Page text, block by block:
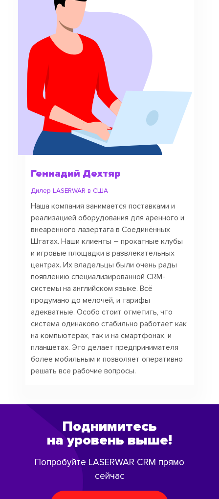
Геннадий Дехтяр
Дилер LASERWAR в США
Наша компания занимается поставками и
реализацией оборудования для аренного и
внеаренного лазертага в Соединённых
Штатах. Наши клиенты – прокатные клубы
и игровые площадки в развлекательных
центрах. Их владельцы были очень рады
появлению специализированной CRM-
системы на английском языке. Всё
продумано до мелочей, и тарифы
адекватные. Особо стоит отметить, что
система одинаково стабильно работает как
на компьютерах, так и на смартфонах, и
планшетах. Это делает предпринимателя
более мобильным и позволяет оперативно
решать все рабочие вопросы.
Поднимитесь
на уровень выше!
Попробуйте LASERWAR CRM прямо
сейчас